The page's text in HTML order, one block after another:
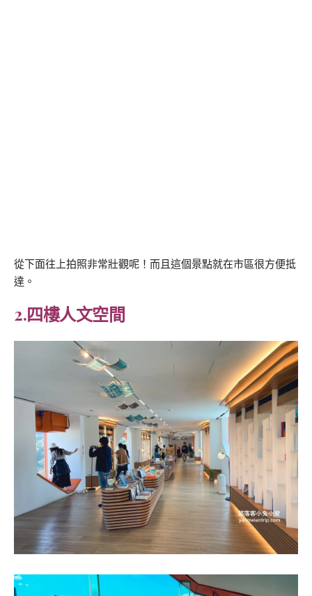
從下面往上拍照非常壯觀呢！而且這個景點就在市區很方便抵
達。
2.四樓人文空間